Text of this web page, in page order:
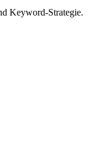
Keyword-Strategie.